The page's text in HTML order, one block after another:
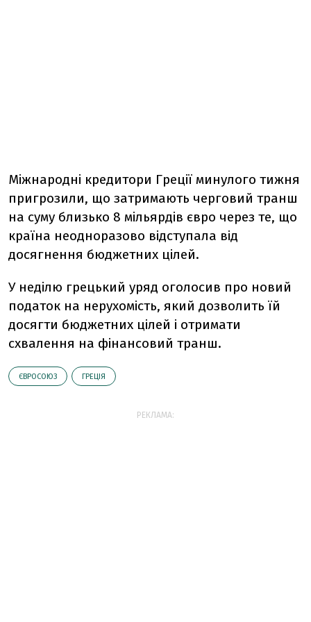
Міжнародні кредитори Греції минулого тижня
пригрозили, що затримають черговий транш
на суму близько 8 мільярдів євро через те, що
країна неодноразово відступала від
досягнення бюджетних цілей.
У неділю грецький уряд оголосив про новий
податок на нерухомість, який дозволить їй
досягти бюджетних цілей і отримати
схвалення на фінансовий транш.
ЄВРОСОЮЗ ГРЕЦІЯ
РЕКЛАМА: